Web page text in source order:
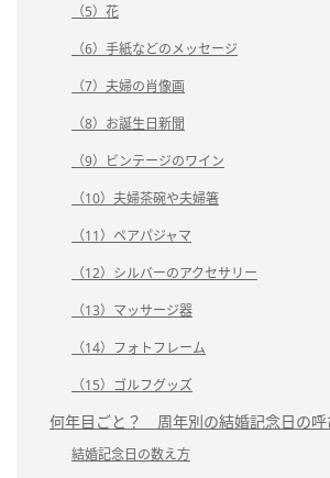
（5）花
（6）手紙などのメッセージ
（7）夫婦の肖像画
（8）お誕生日新聞
（9）ビンテージのワイン
（10）夫婦茶碗や夫婦箸
（11）ペアパジャマ
（12）シルバーのアクセサリー
（13）マッサージ器
（14）フォトフレーム
（15）ゴルフグッズ
何年目ごと？ 周年別の結婚記念日の呼
結婚記念日の数え方